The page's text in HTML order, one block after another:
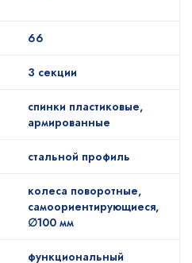
66
3 секции
спинки пластиковые,
армированные
стальной профиль
колеса поворотные,
самоориентирующиеся,
∅100 мм
функциональный